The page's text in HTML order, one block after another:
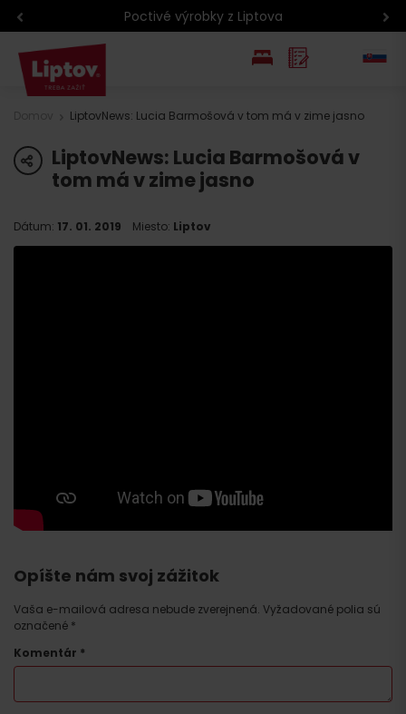
Poctivé výrobky z Liptova
LiptovNews: Lucia Barmošová v tom má v zime jasno
share
LiptovNews: Lucia Barmošová v
tom má v zime jasno
Dátum: 17. 01. 2019 Miesto: Liptov
Opíšte nám svoj zážitok
Vaša e-mailová adresa nebude zverejnená. Vyžadované polia sú
označené *
Komentár *